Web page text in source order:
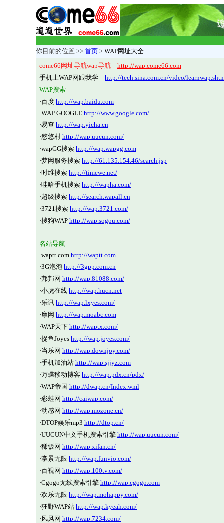
你目前的位置 >> 首页 > WAP网址大全
come66网址导航wap导航
http://wap.come66.com
手机上WAP网跟我学 http://tech.sina.com.cn/video/
WAP搜索
·百度 http://wap.baidu.com
·WAP GOOGLE http://www.google.com/
·易查 http://wap.yicha.cn
·悠悠村 http://wap.uucun.com/
·wapGG搜索 http://wap.wapgg.com
·梦网服务搜索 http://61.135.154.46/search.jsp
·时维搜索 http://timewe.net/
·哇哈手机搜索 http://wapha.com/
·超级搜索 http://search.wapall.cn
·3721搜索 http://wap.3721.com/
·搜狗WAP http://wap.sogou.com/
名站导航
·waptt.com http://waptt.com
·3G泡泡 http://3gpp.com.cn
·邦邦网 http://wap.81088.com/
·小虎在线 http://wap.hucn.net
·乐讯 http://wap.lxyes.com/
·摩网 http://wap.moabc.com
·WAP天下 http://waptx.com/
·捉鱼Joyes http://wap.joyes.com/
·当乐网 http://wap.downjoy.com/
·手机加油站 http://wap.sjjyz.com
·万蝶移动博客 http://wap.pdx.cn/pdx/
·WAP帝国 http://dwap.cn/Index.wml
·彩蛙网 http://caiwap.com/
·动感网 http://wap.mozone.cn/
·DTOP娱乐mp3 http://dtop.cn/
·UUCUN中文手机搜索引擎 http://wap.uucun.com/
·稀饭网 http://wap.xifan.cn/
·掌景无限 http://wap.funvio.com/
·百视网 http://wap.100tv.com/
·Cgogo无线搜索引擎 http://wap.cgogo.com
·欢乐无限 http://wap.mohappy.com/
·狂野WAP站 http://wap.kyeah.com/
·风风网 http://wap.7234.com/